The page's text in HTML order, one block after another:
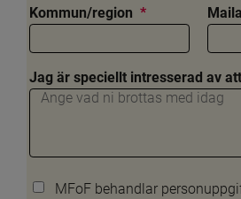
Kommun/region *(obligatorisk)
Jag är speciellt intresserad av
MFoF behandlar